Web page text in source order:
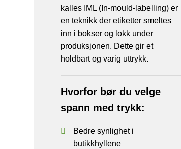
kalles IML (In-mould-labelling) er
en teknikk der etiketter smeltes
inn i bokser og lokk under
produksjonen. Dette gir et
holdbart og varig uttrykk.
Hvorfor bør du velge
spann med trykk:
Bedre synlighet i
butikkhyllene